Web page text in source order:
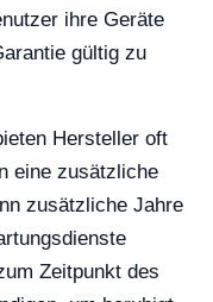
ihre Geräte
gültig zu
Hersteller oft
eine zusätzliche
zusätzliche Jahre
Zeitpunkt des